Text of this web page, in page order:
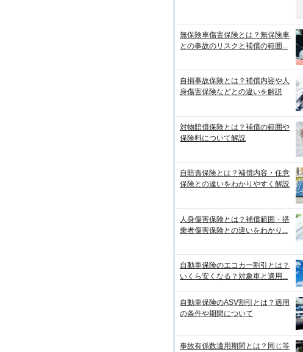
無保険車傷害保険とは？無保険車
との事故のリスクと補償の範囲...
自損事故保険とは？補償内容や人
身傷害保険などとの違いを解説
対物賠償保険とは？補償の範囲や
保険料について解説
自賠責保険とは？補償内容・任意
保険との違いをわかりやすく解説
人身傷害保険とは？補償範囲・搭
乗者傷害保険との違いをわかり...
自動車保険のエコカー割引とは？
いくら安くなる？対象車と適用...
自動車保険のASV割引とは？適用
の条件や期間について
事故有係数適用期間とは？同じ等